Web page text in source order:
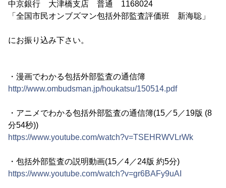
中京銀行 大津橋支店 普通 1168024
「全国市民オンブズマン包括外部監査評価班 新海聡」
にお振り込み下さい。
・漫画でわかる包括外部監査の通信簿
http://www.ombudsman.jp/houkatsu/150514.pdf
・アニメでわかる包括外部監査の通信簿(15／5／19版 (8
分54秒))
https://www.youtube.com/watch?v=TSEHRWVLrWk
・包括外部監査の説明動画(15／4／24版 約5分)
https://www.youtube.com/watch?v=gr6BAFy9uAI